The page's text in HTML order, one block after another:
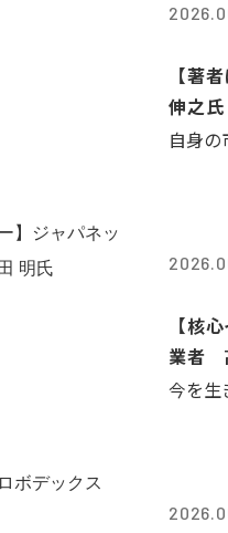
【著
伸之氏
自身の
【核
業者
今を